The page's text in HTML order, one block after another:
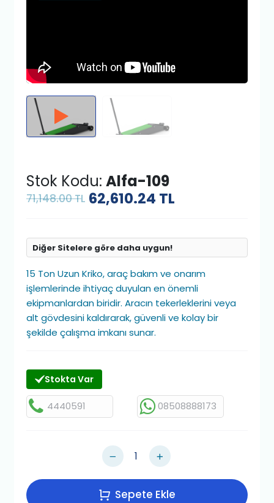
Stok Kodu:Alfa-109
71,148.00 TL 62,610.24 TL
Diğer Sitelere göre daha uygun!
15 Ton Uzun Kriko, araç bakım ve onarım
işlemlerinde ihtiyaç duyulan en önemli
ekipmanlardan biridir. Aracın tekerleklerini veya
alt gövdesini kaldırarak, güvenli ve kolay bir
şekilde çalışma imkanı sunar.
Stokta Var
4440591 08508888173
Sepete Ekle